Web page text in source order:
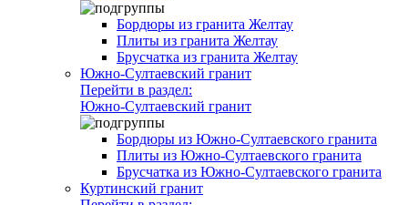
Бордюры из гранита Желтау
Плиты из гранита Желтау
Брусчатка из гранита Желтау
Южно-Султаевский гранит
Перейти в раздел:
Южно-Султаевский гранит
Бордюры из Южно-Султаевского гранита
Плиты из Южно-Султаевского гранита
Брусчатка из Южно-Султаевского гранита
Куртинский гранит